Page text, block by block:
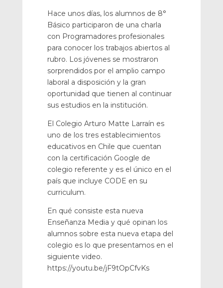
Hace unos días, los alumnos de 8°
Básico participaron de una charla
con Programadores profesionales
para conocer los trabajos abiertos al
rubro. Los jóvenes se mostraron
sorprendidos por el amplio campo
laboral a disposición y la gran
oportunidad que tienen al continuar
sus estudios en la institución.
El Colegio Arturo Matte Larraín es
uno de los tres establecimientos
educativos en Chile que cuentan
con la certificación Google de
colegio referente y es el único en el
país que incluye CODE en su
curriculum.
En qué consiste esta nueva
Enseñanza Media y qué opinan los
alumnos sobre esta nueva etapa del
colegio es lo que presentamos en el
siguiente video.
https://youtu.be/jF9tOpCfvKs